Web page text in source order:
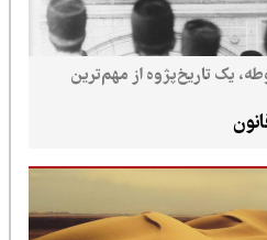
تاریخ‌پژوه از مهم‌ترین